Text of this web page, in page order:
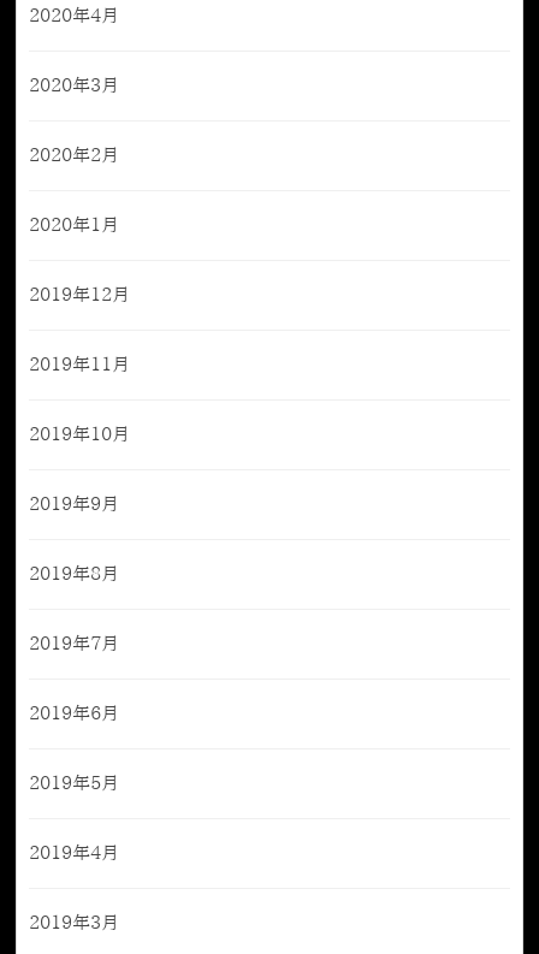
2020年4月
2020年3月
2020年2月
2020年1月
2019年12月
2019年11月
2019年10月
2019年9月
2019年8月
2019年7月
2019年6月
2019年5月
2019年4月
2019年3月